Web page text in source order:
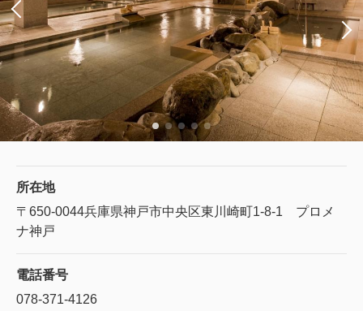
所在地
〒650-0044兵庫県神戸市中央区東川崎町1-8-1 プロメ
ナ神戸
電話番号
078-371-4126